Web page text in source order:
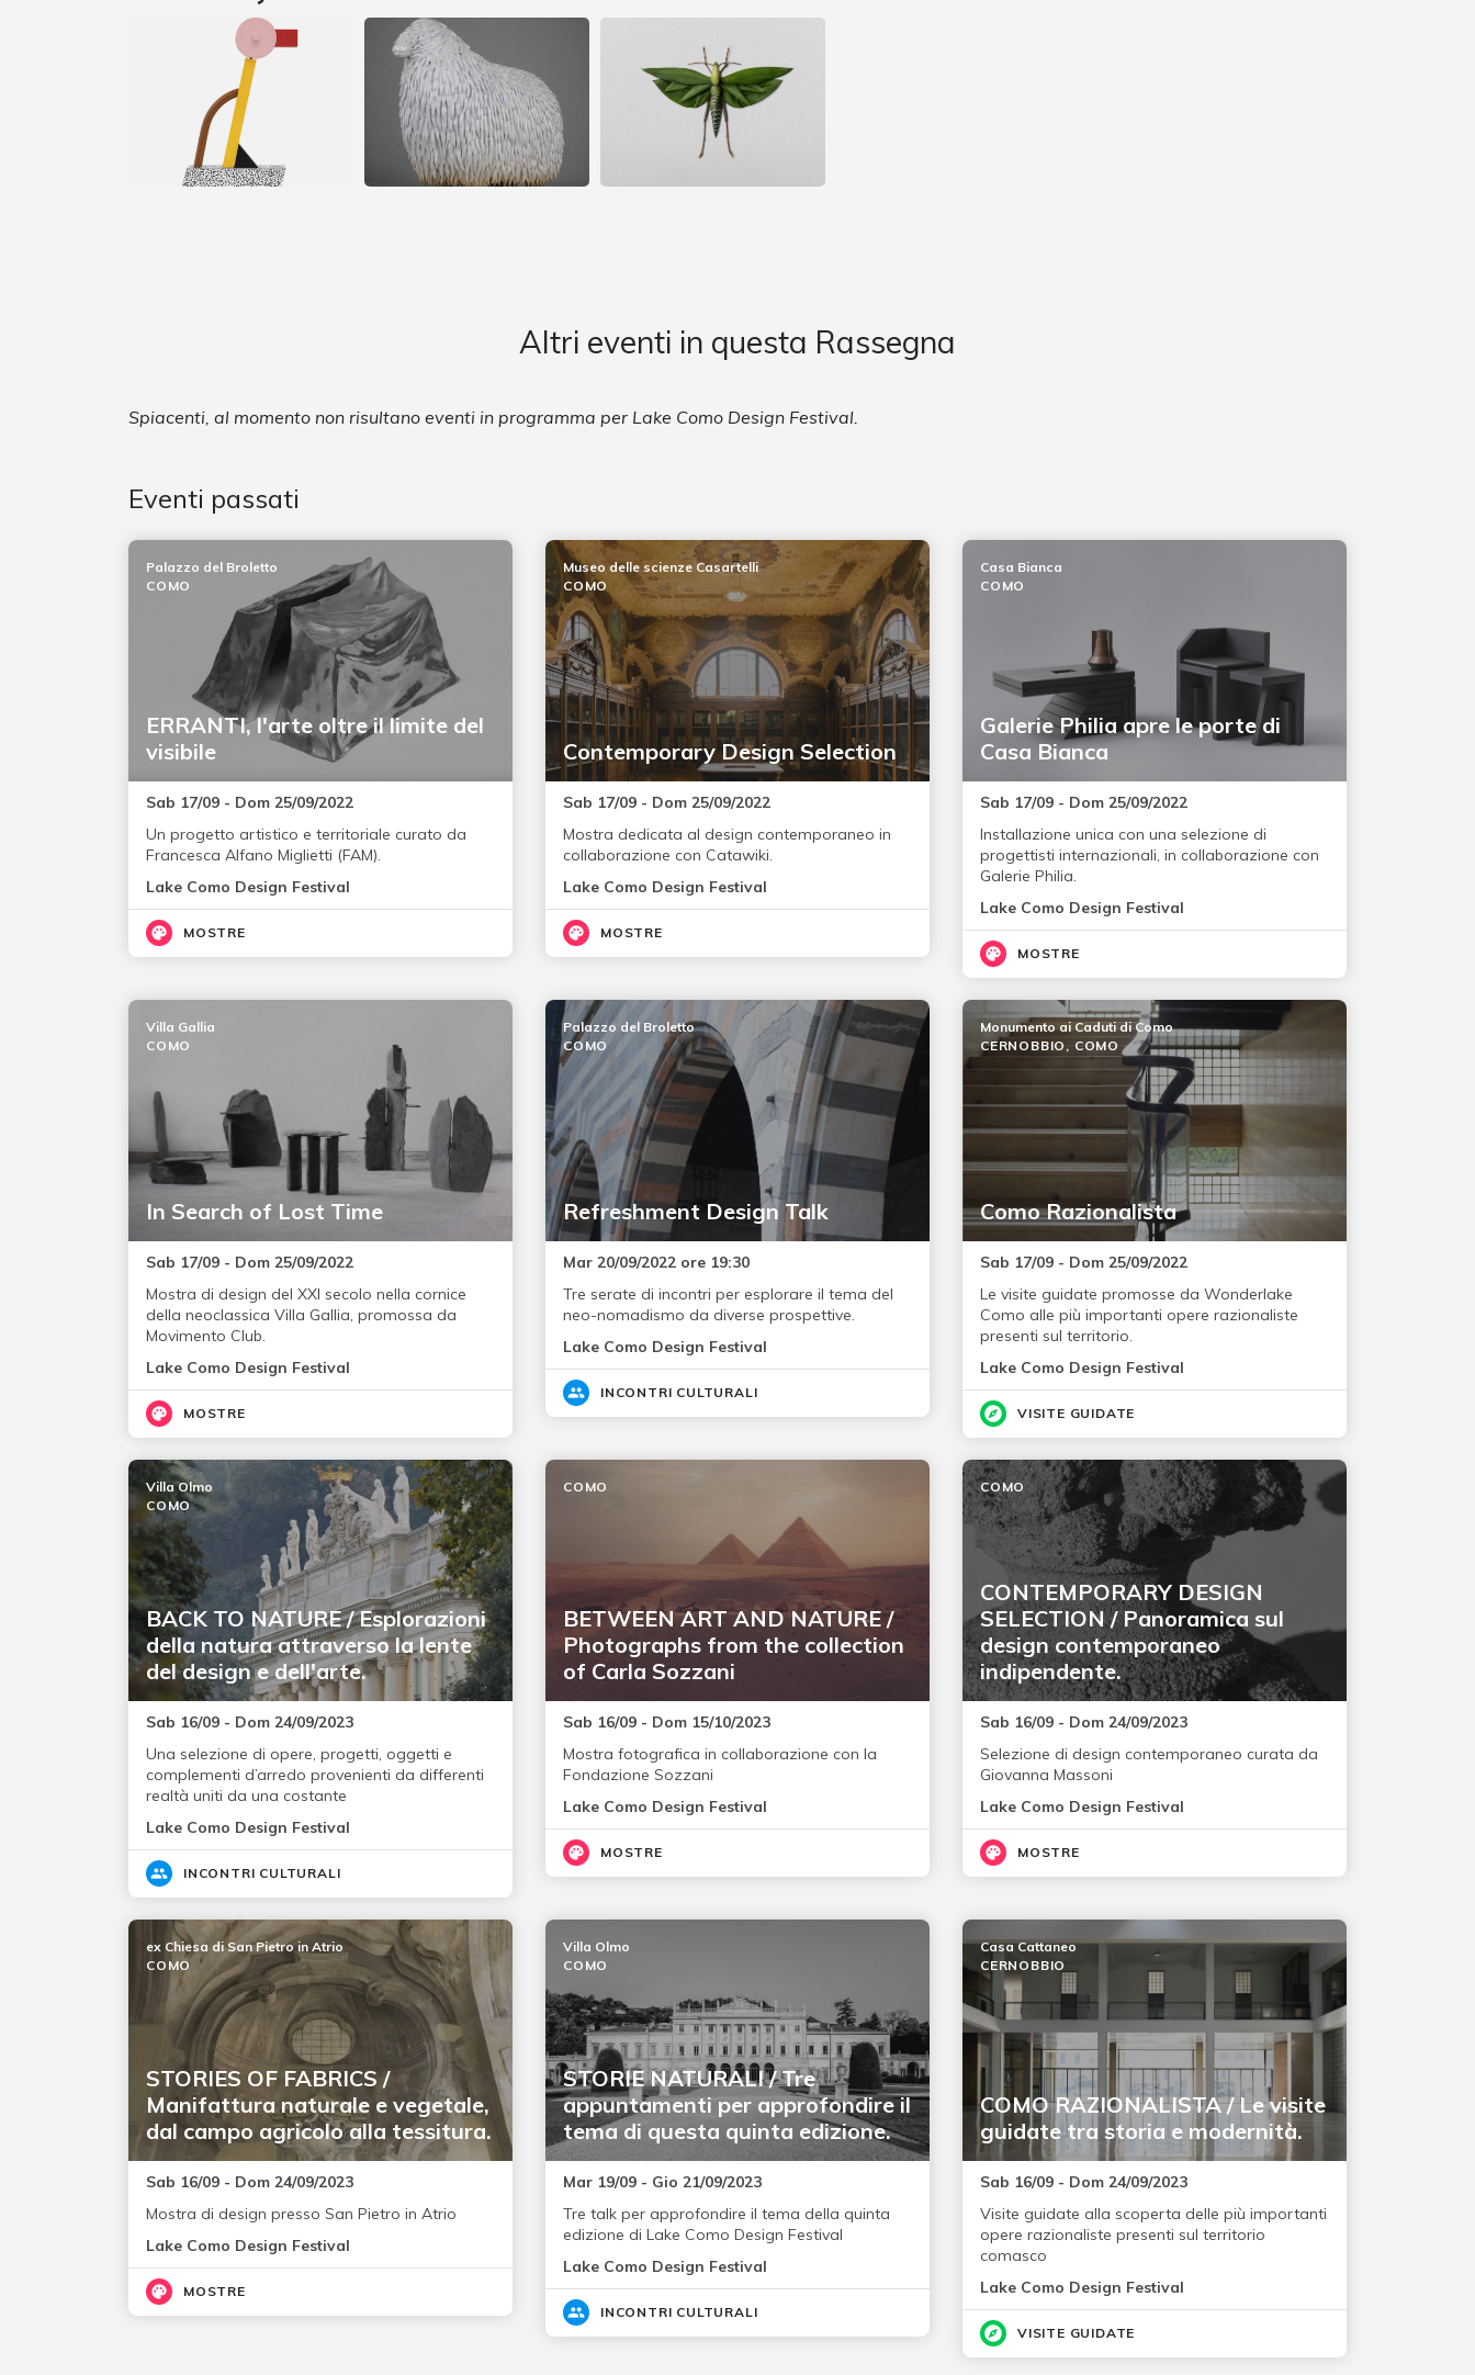
Altri eventi in questa Rassegna
Spiacenti, al momento non risultano eventi in programma per Lake Como Design Festival.
Eventi passati
ERRANTI, l'arte oltre il limite del
visibile
Palazzo del Broletto
COMO
Sab 17/09 - Dom 25/09/2022
Un progetto artistico e territoriale curato da
Francesca Alfano Miglietti (FAM).
Lake Como Design Festival
MOSTRE
Contemporary Design Selection
Museo delle scienze Casartelli
COMO
Sab 17/09 - Dom 25/09/2022
Mostra dedicata al design contemporaneo in
collaborazione con Catawiki.
Lake Como Design Festival
MOSTRE
Galerie Philia apre le porte di
Casa Bianca
Casa Bianca
COMO
Sab 17/09 - Dom 25/09/2022
Installazione unica con una selezione di
progettisti internazionali, in collaborazione con
Galerie Philia.
Lake Como Design Festival
MOSTRE
In Search of Lost Time
Villa Gallia
COMO
Sab 17/09 - Dom 25/09/2022
Mostra di design del XXI secolo nella cornice
della neoclassica Villa Gallia, promossa da
Movimento Club.
Lake Como Design Festival
MOSTRE
Refreshment Design Talk
Palazzo del Broletto
COMO
Mar 20/09/2022 ore 19:30
Tre serate di incontri per esplorare il tema del
neo-nomadismo da diverse prospettive.
Lake Como Design Festival
INCONTRI CULTURALI
Como Razionalista
Monumento ai Caduti di Como
CERNOBBIO, COMO
Sab 17/09 - Dom 25/09/2022
Le visite guidate promosse da Wonderlake
Como alle più importanti opere razionaliste
presenti sul territorio.
Lake Como Design Festival
VISITE GUIDATE
BACK TO NATURE / Esplorazioni
della natura attraverso la lente
del design e dell'arte.
Villa Olmo
COMO
Sab 16/09 - Dom 24/09/2023
Una selezione di opere, progetti, oggetti e
complementi d’arredo provenienti da differenti
realtà uniti da una costante
Lake Como Design Festival
INCONTRI CULTURALI
BETWEEN ART AND NATURE /
Photographs from the collection
of Carla Sozzani
COMO
Sab 16/09 - Dom 15/10/2023
Mostra fotografica in collaborazione con la
Fondazione Sozzani
Lake Como Design Festival
MOSTRE
CONTEMPORARY DESIGN
SELECTION / Panoramica sul
design contemporaneo
indipendente.
COMO
Sab 16/09 - Dom 24/09/2023
Selezione di design contemporaneo curata da
Giovanna Massoni
Lake Como Design Festival
MOSTRE
STORIES OF FABRICS /
Manifattura naturale e vegetale,
dal campo agricolo alla tessitura.
ex Chiesa di San Pietro in Atrio
COMO
Sab 16/09 - Dom 24/09/2023
Mostra di design presso San Pietro in Atrio
Lake Como Design Festival
MOSTRE
STORIE NATURALI / Tre
appuntamenti per approfondire il
tema di questa quinta edizione.
Villa Olmo
COMO
Mar 19/09 - Gio 21/09/2023
Tre talk per approfondire il tema della quinta
edizione di Lake Como Design Festival
Lake Como Design Festival
INCONTRI CULTURALI
COMO RAZIONALISTA / Le visite
guidate tra storia e modernità.
Casa Cattaneo
CERNOBBIO
Sab 16/09 - Dom 24/09/2023
Visite guidate alla scoperta delle più importanti
opere razionaliste presenti sul territorio
comasco
Lake Como Design Festival
VISITE GUIDATE